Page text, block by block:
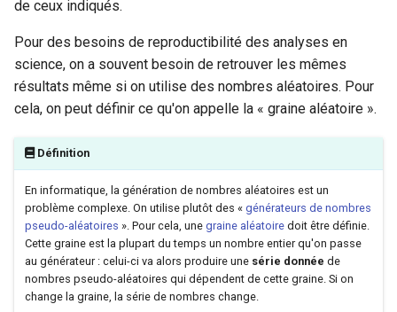
de ceux indiqués.
Pour des besoins de reproductibilité des analyses en
science, on a souvent besoin de retrouver les mêmes
résultats même si on utilise des nombres aléatoires. Pour
cela, on peut définir ce qu'on appelle la « graine aléatoire ».
Définition
En informatique, la génération de nombres aléatoires est un
problème complexe. On utilise plutôt des « générateurs de nombres
pseudo-aléatoires ». Pour cela, une graine aléatoire doit être définie.
Cette graine est la plupart du temps un nombre entier qu'on passe
au générateur : celui-ci va alors produire une série donnée de
nombres pseudo-aléatoires qui dépendent de cette graine. Si on
change la graine, la série de nombres change.